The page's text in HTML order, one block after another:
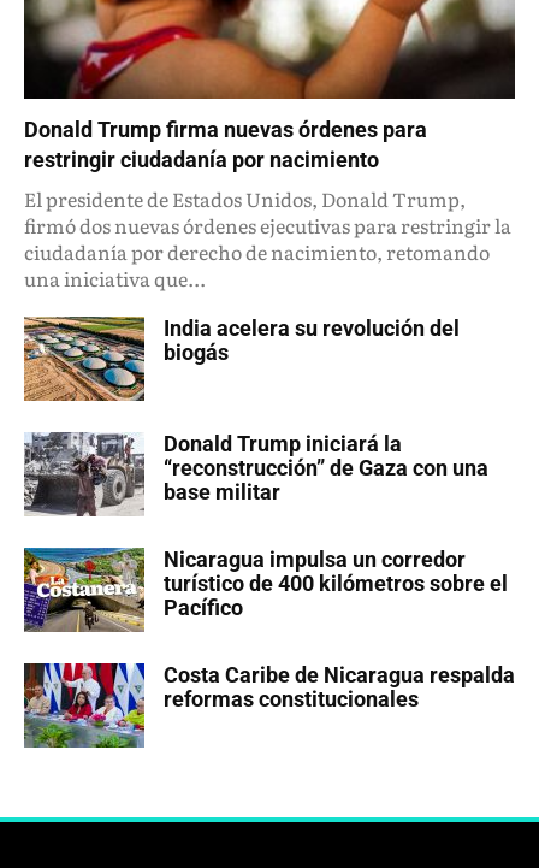
Donald Trump firma nuevas órdenes para
restringir ciudadanía por nacimiento
El presidente de Estados Unidos, Donald Trump,
firmó dos nuevas órdenes ejecutivas para restringir la
ciudadanía por derecho de nacimiento, retomando
una iniciativa que...
India acelera su revolución del
biogás
Donald Trump iniciará la
“reconstrucción” de Gaza con una
base militar
Nicaragua impulsa un corredor
turístico de 400 kilómetros sobre el
Pacífico
Costa Caribe de Nicaragua respalda
reformas constitucionales